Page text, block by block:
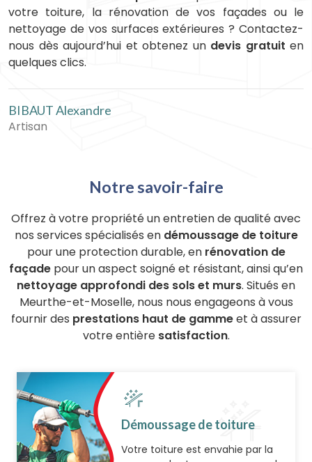
votre toiture, la rénovation de vos façades ou le
nettoyage de vos surfaces extérieures ? Contactez-
nous dès aujourd’hui et obtenez un devis gratuit en
quelques clics.
BIBAUT Alexandre
Artisan
Notre savoir-faire
Offrez à votre propriété un entretien de qualité avec
nos services spécialisés en démoussage de toiture
pour une protection durable, en rénovation de
façade pour un aspect soigné et résistant, ainsi qu’en
nettoyage approfondi des sols et murs. Situés en
Meurthe-et-Moselle, nous nous engageons à vous
fournir des prestations haut de gammeet à assurer
votre entière satisfaction.
Démoussage de toiture
Votre toiture est envahie par la